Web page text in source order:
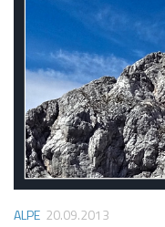
ALPE 20.09.2013